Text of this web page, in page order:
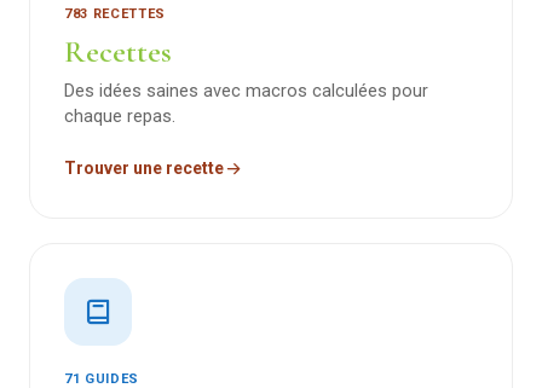
783 RECETTES
Recettes
Des idées saines avec macros calculées pour
chaque repas.
Trouver une recette
71 GUIDES